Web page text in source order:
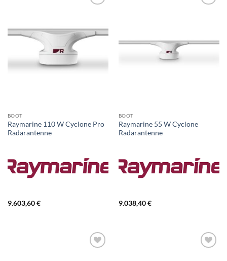
BOOT
Raymarine 110 W Cyclone Pro
Radarantenne
9.603,60€
BOOT
Raymarine 55 W Cyclone
Radarantenne
9.038,40€